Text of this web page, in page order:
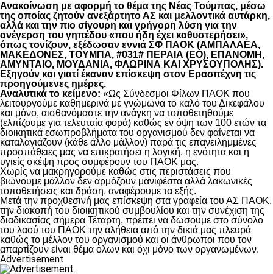
Ανακοίνωση με αφορμή το θέμα της Νέας Τούμπας, μέσω
της οποίας ζητούν ανεξάρτητο ΑΣ και μελλοντικά αυτάρκη,
αλλά και την πιο σίγουρη και γρήγορη λύση για την
ανέγερση του γηπέδου «που ήδη έχει καθυστερήσει»,
όπως τονίζουν, εξέδωσαν εννιά ΣΦ ΠΑΟΚ (ΑΜΠΑΛΑΕΑ,
ΜΑΚΕΔΟΝΕΣ, ΤΟΥΜΠΑ, #031# ΠΕΡΑΙΑ (ΕΟ), ΕΠΑΝΟΜΗ,
ΑΜΥΝΤΑΙΟ, ΜΟΥΔΑΝΙΑ, ΦΛΩΡΙΝΑ ΚΑΙ ΧΡΥΣΟΥΠΟΛΗΣ).
Εξηγούν και γιατί έκαναν επίσκεψη στον Ερασιτέχνη τις
προηγούμενες ημέρες.
Αναλυτικά το κείμενο: «Ως Σύνδεσμοι Φίλων ΠΑΟΚ που
λειτουργούμε καθημερινά με γνώμωνα το καλό του Δικεφάλου
και μόνο, αισθανόμαστε την ανάγκη να τοποθετηθούμε
(ελπίζουμε για τελευταία φορά) καθώς εν όψη των 100 ετών τα
διοικητικά εσωπροβλήματα του οργανισμού δεν φαίνεται να
καταλαγιάζουν (κάθε άλλο μάλλον) παρά τις επανειλημμένες
προσπάθειες μας να επικρατήσει η λογική, η ενότητα και η
υγιείς σκέψη προς συμφέρουν του ΠΑΟΚ μας.
Χωρίς να μακρηγορούμε καθώς στις περιστάσεις που
βιώνουμε μάλλον δεν αρμόζουν μανιφέστα αλλά λακωνικές
τοποθετήσεις και δράση, αναφέρουμε τα εξής.
Μετά την προχθεσινή μας επίσκεψη στα γραφεία του ΑΣ ΠΑΟΚ,
την διακοπή του διοικητικού συμβουλίου και την συνέχιση της
διαδικασίας σήμερα Τέταρτη, πρέπει να δώσουμε στο σύνολο
του λαού του ΠΑΟΚ την αλήθεια από την δικιά μας πλευρά
καθώς το μέλλον του οργανισμού και οι άνθρωποι που τον
απαρτίζουν είναι θέμα όλων και όχι μόνο των οργανωμένων.
Advertisement